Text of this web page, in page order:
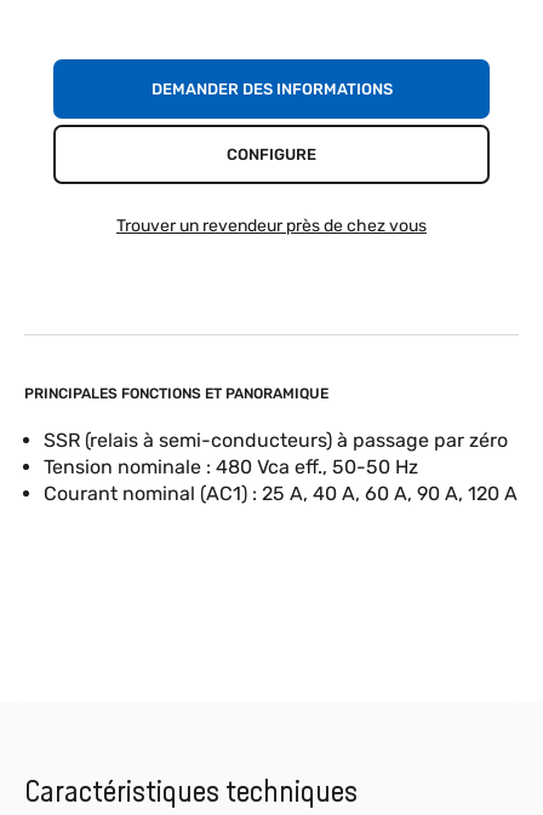
PRINCIPALES FONCTIONS ET PANORAMIQUE
SSR (relais à semi-conducteurs) à passage par zéro
Tension nominale : 480 Vca eff., 50-50 Hz
Courant nominal (AC1) : 25 A, 40 A, 60 A, 90 A, 120 A
DEMANDER DES INFORMATIONS
CONFIGURE
Trouver un revendeur près de chez vous
Caractéristiques techniques